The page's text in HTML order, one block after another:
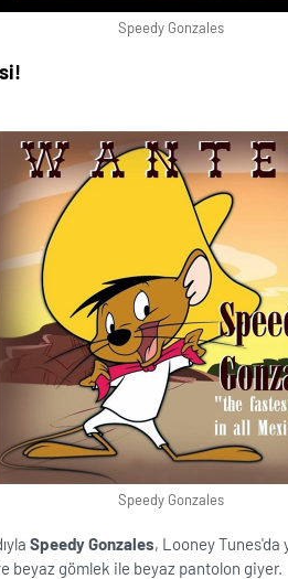
Speedy Gonzales
Speedy Gonzales
Speedy Gonzales, Looney Tunes'da
beyaz gömlek ile beyaz pantolon giyer.